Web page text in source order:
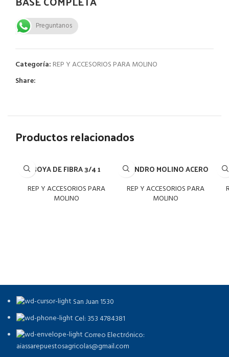
Preguntanos
Categoría: REP Y ACCESORIOS PARA MOLINO
Share:
Productos relacionados
BOYA DE FIBRA 3/4 1
REP Y ACCESORIOS PARA
MOLINO
CILINDRO MOLINO ACERO
REP Y ACCESORIOS PARA
MOLINO
San Juan 1530
Cel: 353 4784381
Correo Electrónico:
aiassarepuestosagricolas@gmail.com